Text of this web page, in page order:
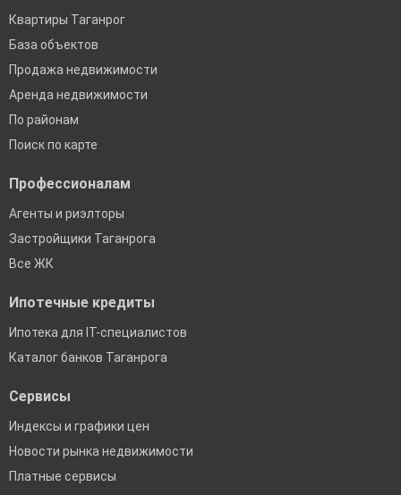
Квартиры Таганрог
База объектов
Продажа недвижимости
Аренда недвижимости
По районам
Поиск по карте
Профессионалам
Агенты и риэлторы
Застройщики Таганрога
Все ЖК
Ипотечные кредиты
Ипотека для IT-специалистов
Каталог банков Таганрога
Сервисы
Индексы и графики цен
Новости рынка недвижимости
Платные сервисы